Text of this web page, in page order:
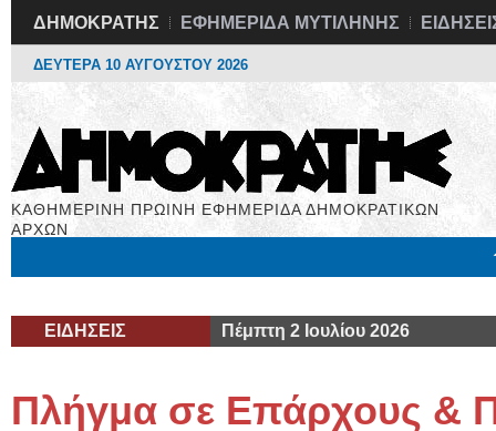
ΔΗΜΟΚΡΑΤΗΣ ΕΦΗΜΕΡΙΔΑ ΜΥΤΙΛΗΝΗΣ
ΔΕΥΤΕΡΑ 10 ΑΥΓΟΥΣΤΟΥ 2026
ΚΑΘΗΜΕΡΙΝΗ ΠΡΩΙΝΗ ΕΦΗΜΕΡΙΔΑ ΔΗΜΟΚΡΑΤΙΚΩΝ
ΑΡΧΩΝ
ΕΙΔΗΣΕΙΣ Πέμπτη 2 Ιουλίου 2026
Πλήγμα σε Επάρχους &